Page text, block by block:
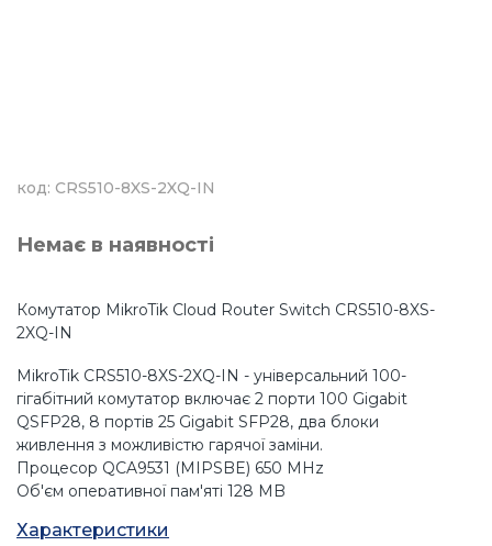
код: CRS510-8XS-2XQ-IN
Немає в наявності
Комутатор MikroTik Cloud Router Switch CRS510-8XS-
2XQ-IN
MikroTik CRS510-8XS-2XQ-IN - універсальний 100-
гігабітний комутатор включає 2 порти 100 Gigabit
QSFP28, 8 портів 25 Gigabit SFP28, два блоки
живлення з можливістю гарячої заміни.
Процесор QCA9531 (MIPSBE) 650 MHz
Об'єм оперативної пам'яті 128 MB
Характеристики